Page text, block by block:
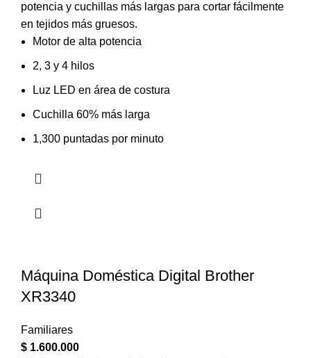
potencia y cuchillas más largas para cortar fácilmente
en tejidos más gruesos.
Motor de alta potencia
2, 3 y 4 hilos
Luz LED en área de costura
Cuchilla 60% más larga
1,300 puntadas por minuto
Máquina Doméstica Digital Brother
XR3340
Familiares
$ 1.600.000